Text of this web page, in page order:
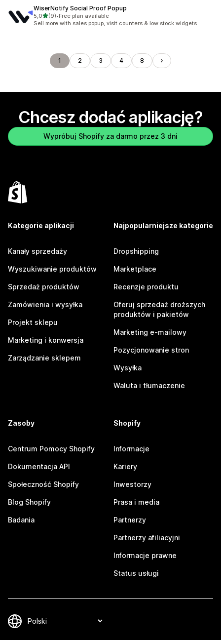
WiserNotify Social Proof Popup
5,0na 5 gwiazdek
(9)
Łączna liczba recenzji: 9
•Free plan available
Sell more with sales popup, visit counters & low stock widgets
1 2 3 4 8
Chcesz dodać aplikację?
Wypróbuj Shopify za darmo przez 3 dni
Kategorie aplikacji
Kanały sprzedaży
Wyszukiwanie produktów
Sprzedaż produktów
Zamówienia i wysyłka
Projekt sklepu
Marketing i konwersja
Zarządzanie sklepem
Najpopularniejsze kategorie
Dropshipping
Marketplace
Recenzje produktu
Oferuj sprzedaż droższych
produktów i pakietów
Marketing e-mailowy
Pozycjonowanie stron
Wysyłka
Waluta i tłumaczenie
Zasoby
Centrum Pomocy Shopify
Dokumentacja API
Społeczność Shopify
Blog Shopify
Badania
Shopify
Informacje
Kariery
Inwestorzy
Prasa i media
Partnerzy
Partnerzy afiliacyjni
Informacje prawne
Status usługi